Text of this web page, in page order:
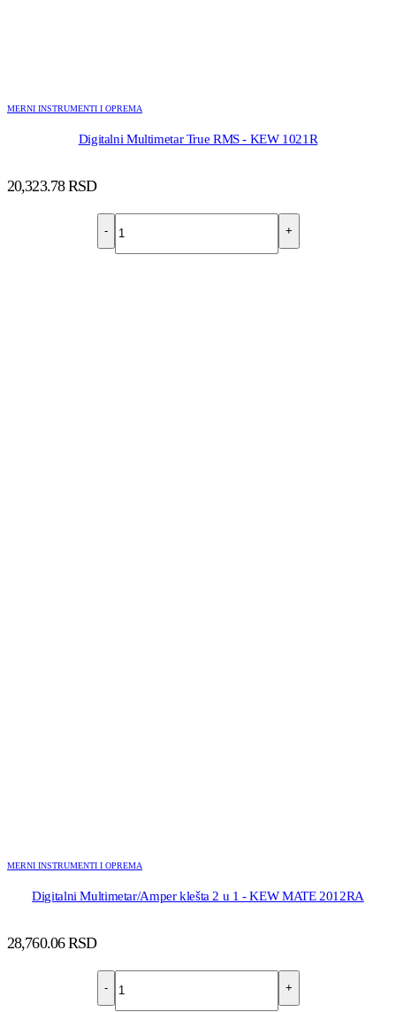
MERNI INSTRUMENTI I OPREMA
Digitalni Multimetar True RMS - KEW 1021R
20,323.78RSD
- +
MERNI INSTRUMENTI I OPREMA
Digitalni Multimetar/Amper klešta 2 u 1 - KEW MATE 2012RA
28,760.06RSD
- +